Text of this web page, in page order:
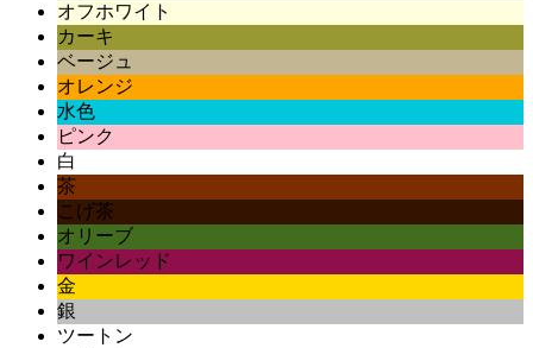
オフホワイト
カーキ
ベージュ
オレンジ
水色
ピンク
白
茶
こげ茶
オリーブ
ワインレッド
金
銀
ツートン